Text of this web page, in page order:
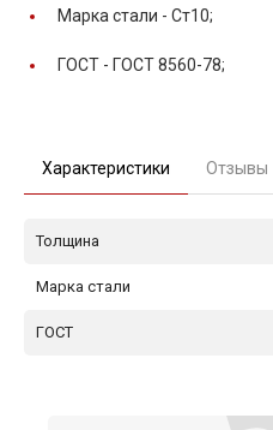
Марка стали - Ст10;
ГОСТ - ГОСТ 8560-78;
Характеристики Отзывы
Толщина
Марка стали
ГОСТ